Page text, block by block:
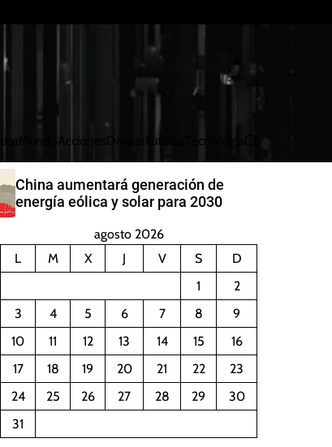
Acciones Divisas Futuros Tecnología
u
China aumentará generación de
energía eólica y solar para 2030
agosto 2026
L
M X J V S
D
1
2
3
4 5 6 7 8
9
10
11 12 13 14 15
16
17
18 19 20 21 22
23
24
25 26 27 28 29
30
31